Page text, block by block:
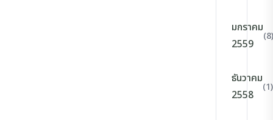
มกราคม
2559
(8)
ธันวาคม
2558
(1)